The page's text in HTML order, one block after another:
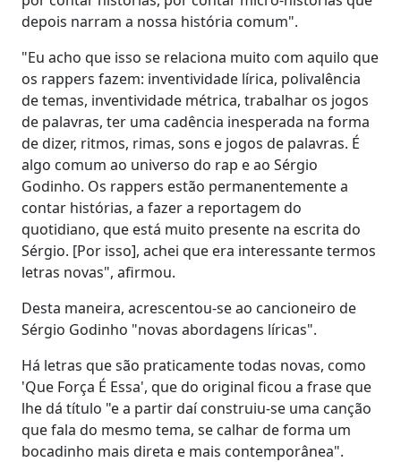
depois narram a nossa história comum".
"Eu acho que isso se relaciona muito com aquilo que
os rappers fazem: inventividade lírica, polivalência
de temas, inventividade métrica, trabalhar os jogos
de palavras, ter uma cadência inesperada na forma
de dizer, ritmos, rimas, sons e jogos de palavras. É
algo comum ao universo do rap e ao Sérgio
Godinho. Os rappers estão permanentemente a
contar histórias, a fazer a reportagem do
quotidiano, que está muito presente na escrita do
Sérgio. [Por isso], achei que era interessante termos
letras novas", afirmou.
Desta maneira, acrescentou-se ao cancioneiro de
Sérgio Godinho "novas abordagens líricas".
Há letras que são praticamente todas novas, como
'Que Força É Essa', que do original ficou a frase que
lhe dá título "e a partir daí construiu-se uma canção
que fala do mesmo tema, se calhar de forma um
bocadinho mais direta e mais contemporânea".